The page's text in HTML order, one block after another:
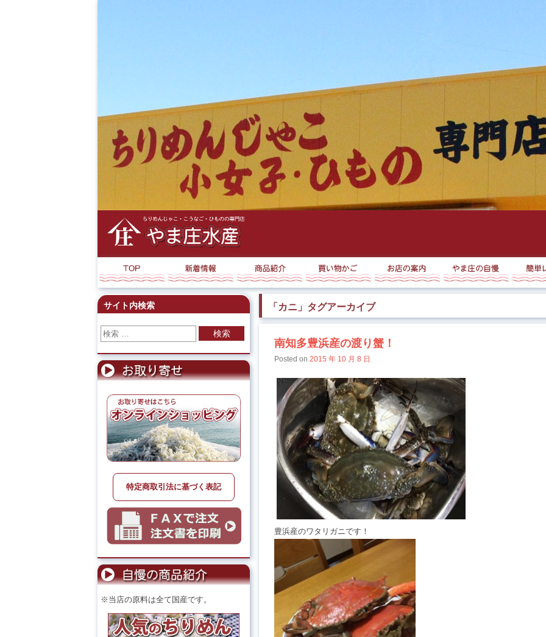
「 カニ 」タグアーカイブ
南知多豊浜産の渡り蟹！
Posted on 2015 年 10 月 8 日
豊浜産のワタリガニです！
サイト内検索
検索
特定商取引法に基づく表記
※当店の原料は全て国産です。